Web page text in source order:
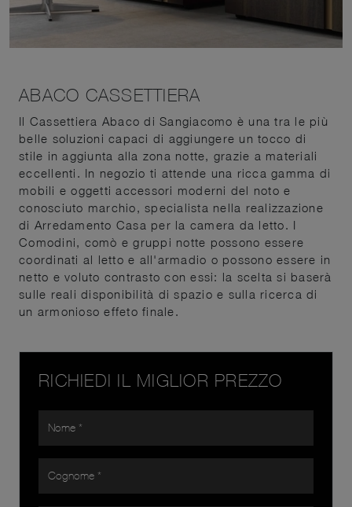
ABACO CASSETTIERA
Il Cassettiera Abaco di Sangiacomo è una tra le più
belle soluzioni capaci di aggiungere un tocco di
stile in aggiunta alla zona notte, grazie a materiali
eccellenti. In negozio ti attende una ricca gamma di
mobili e oggetti accessori moderni del noto e
conosciuto marchio, specialista nella realizzazione
di Arredamento Casa per la camera da letto. I
Comodini, comò e gruppi notte possono essere
coordinati al letto e all'armadio o possono essere in
netto e voluto contrasto con essi: la scelta si baserà
sulle reali disponibilità di spazio e sulla ricerca di
un armonioso effeto finale.
RICHIEDI IL MIGLIOR PREZZO